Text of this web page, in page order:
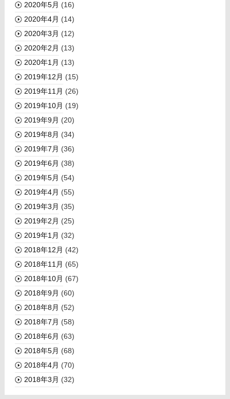
2020年5月 (16)
2020年4月 (14)
2020年3月 (12)
2020年2月 (13)
2020年1月 (13)
2019年12月 (15)
2019年11月 (26)
2019年10月 (19)
2019年9月 (20)
2019年8月 (34)
2019年7月 (36)
2019年6月 (38)
2019年5月 (54)
2019年4月 (55)
2019年3月 (35)
2019年2月 (25)
2019年1月 (32)
2018年12月 (42)
2018年11月 (65)
2018年10月 (67)
2018年9月 (60)
2018年8月 (52)
2018年7月 (58)
2018年6月 (63)
2018年5月 (68)
2018年4月 (70)
2018年3月 (32)